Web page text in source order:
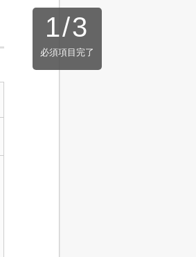
1/3
必須項目完了